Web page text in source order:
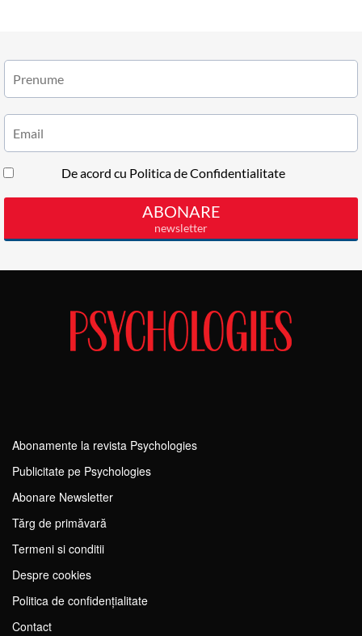
Abonamente la revista Psychologies
Publicitate pe Psychologies
Abonare Newsletter
Tărg de primăvară
Termeni si conditii
Despre cookies
Politica de confidențialitate
Contact